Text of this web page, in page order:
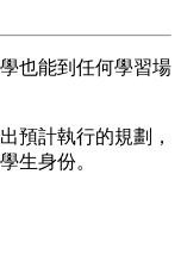
也能到任何學習場
預計執行的規劃，
生身份。